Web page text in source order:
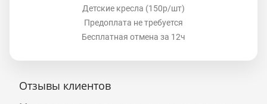
Детские кресла (150р/шт)
Предоплата не требуется
Бесплатная отмена за 12ч
Отзывы клиентов